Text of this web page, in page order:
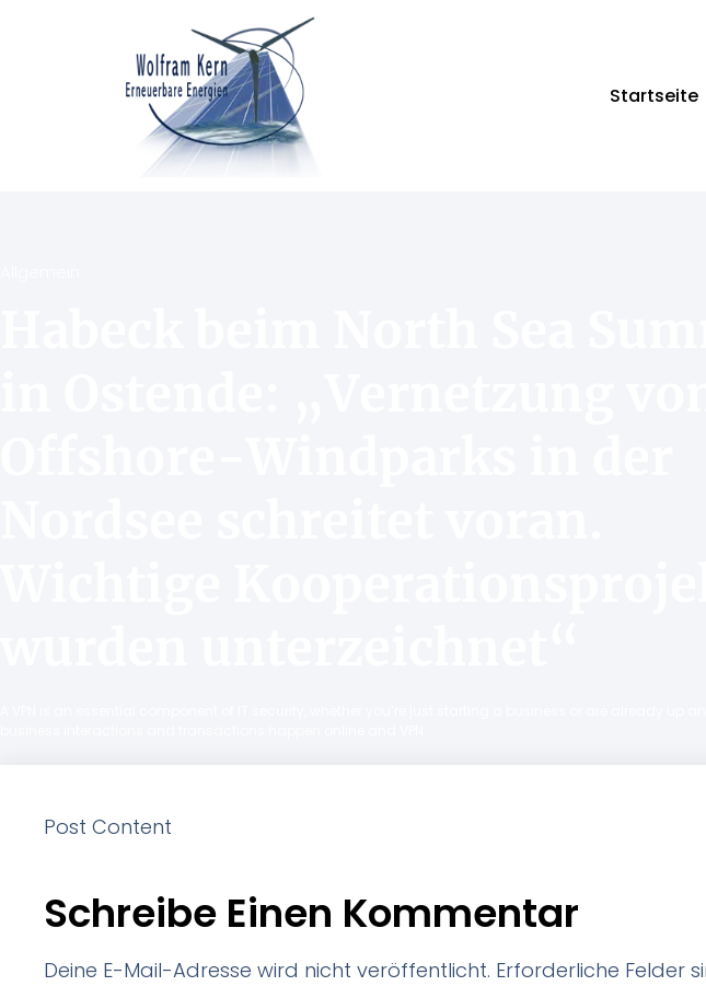
Startseite
Post Content
Schreibe Einen Kommentar
Deine E-Mail-Adresse wird nicht veröffentlicht. Erforderliche Felder